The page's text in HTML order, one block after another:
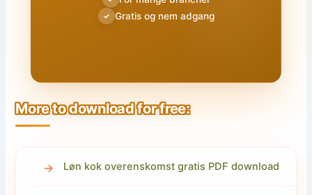
✓ Gratis og nem adgang
More to download for free:
Løn kok overenskomst gratis PDF download